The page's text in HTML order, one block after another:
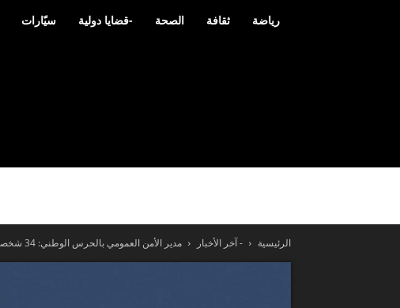
سيّارات -قضايا دولية الصحة ثقافة رياضة
الرئيسية - آخر الأخبار مدير الأمن العمومي بالحرس الوطني: 34 شخصا يتورطون يوميا في قضايا مخدرات